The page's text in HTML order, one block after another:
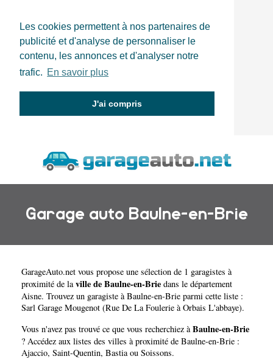
Les cookies permettent à nos partenaires de
publicité et d'analyse de personnaliser le
contenu, les annonces et d'analyser notre
trafic. En savoir plus
J'ai compris
Garage auto Baulne-en-Brie
GarageAuto.net vous propose une sélection de 1 garagistes à
proximité de laville de Baulne-en-Brie dans le département
Aisne. Trouvez un garagiste à Baulne-en-Brie parmi cette liste :
Sarl Garage Mougenot (Rue De La Foulerie à Orbais L'abbaye).
Vous n'avez pas trouvé ce que vous recherchiez à Baulne-en-Brie
? Accédez aux listes des villes à proximité de Baulne-en-Brie :
Ajaccio, Saint-Quentin, Bastia ou Soissons.